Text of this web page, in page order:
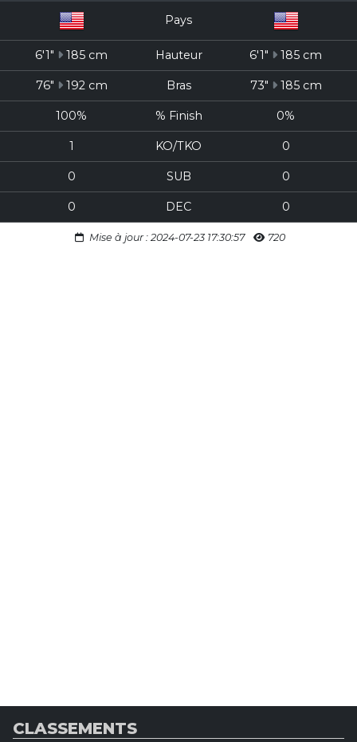
Pays
6'1" 185 cm Hauteur 6'1" 185 cm
76" 192 cm Bras 73" 185 cm
100% % Finish 0%
1 KO/TKO 0
0 SUB 0
0 DEC 0
Mise à jour : 2024-07-23 17:30:57 720
CLASSEMENTS